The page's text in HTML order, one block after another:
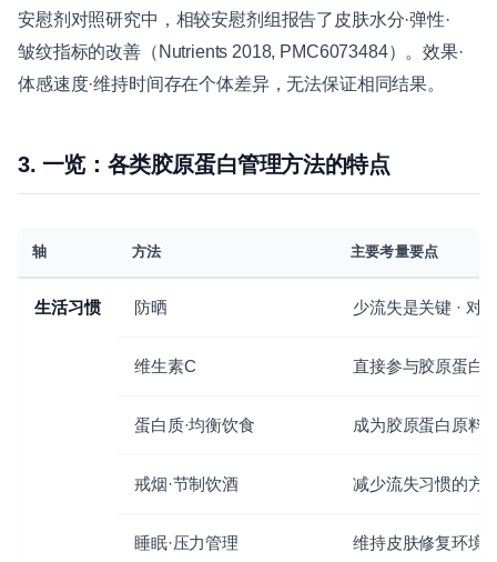
安慰剂对照研究中，相较安慰剂组报告了皮肤水分·弹性·
皱纹指标的改善（Nutrients 2018, PMC6073484）。效果·
体感速度·维持时间存在个体差异，无法保证相同结果。
3. 一览：各类胶原蛋白管理方法的特点
轴 方法 主要考量要点
生活习惯 防晒 少流失是关键 · 对
维生素C 直接参与胶原蛋白
蛋白质·均衡饮食 成为胶原蛋白原料
戒烟·节制饮酒 减少流失习惯的方
睡眠·压力管理 维持皮肤修复环境